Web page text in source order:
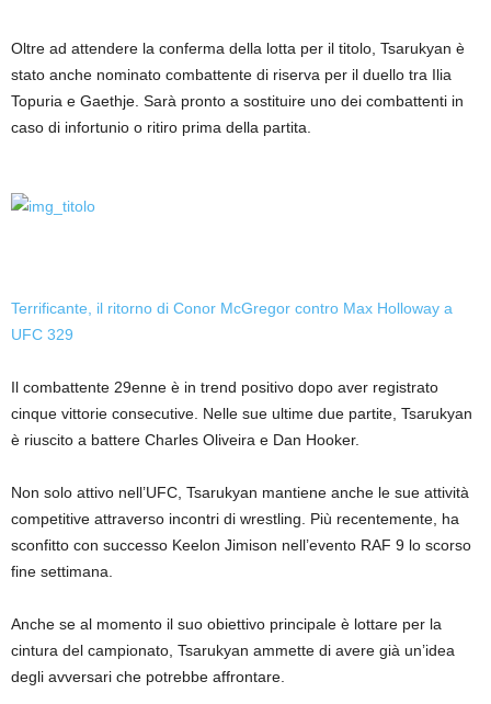
Oltre ad attendere la conferma della lotta per il titolo, Tsarukyan è
stato anche nominato combattente di riserva per il duello tra Ilia
Topuria e Gaethje. Sarà pronto a sostituire uno dei combattenti in
caso di infortunio o ritiro prima della partita.
Terrificante, il ritorno di Conor McGregor contro Max Holloway a
UFC 329
Il combattente 29enne è in trend positivo dopo aver registrato
cinque vittorie consecutive. Nelle sue ultime due partite, Tsarukyan
è riuscito a battere Charles Oliveira e Dan Hooker.
Non solo attivo nell’UFC, Tsarukyan mantiene anche le sue attività
competitive attraverso incontri di wrestling. Più recentemente, ha
sconfitto con successo Keelon Jimison nell’evento RAF 9 lo scorso
fine settimana.
Anche se al momento il suo obiettivo principale è lottare per la
cintura del campionato, Tsarukyan ammette di avere già un’idea
degli avversari che potrebbe affrontare.